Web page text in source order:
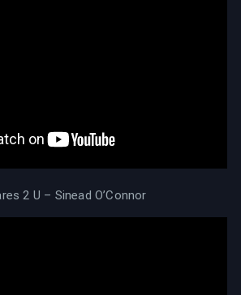
2 U – Sinead O’Connor